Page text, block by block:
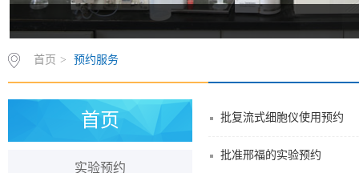
首页 > 预约服务
首页
实验预约
批复流式细胞仪使用预约
批准邢福的实验预约